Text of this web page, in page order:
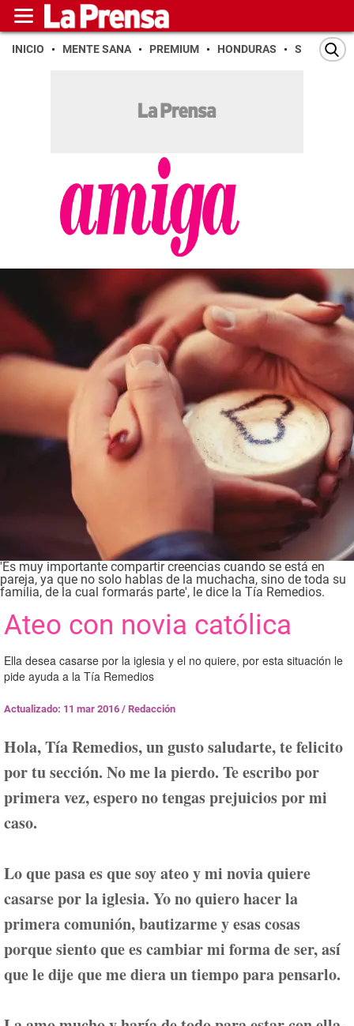
INICIO MENTE SANA PREMIUM HONDURAS SAN PEDRO
'Es muy importante compartir creencias cuando se está en
pareja, ya que no solo hablas de la muchacha, sino de toda su
familia, de la cual formarás parte', le dice la Tía Remedios.
Ateo con novia católica
Ella desea casarse por la iglesia y el no quiere, por esta situación le
pide ayuda a la Tía Remedios
Actualizado: 11 mar 2016 / Redacción
Hola, Tía Remedios, un gusto saludarte, te felicito
por tu sección. No me la pierdo. Te escribo por
primera vez, espero no tengas prejuicios por mi
caso.
Lo que pasa es que soy ateo y mi novia quiere
casarse por la iglesia. Yo no quiero hacer la
primera comunión, bautizarme y esas cosas
porque siento que es cambiar mi forma de ser, así
que le dije que me diera un tiempo para pensarlo.